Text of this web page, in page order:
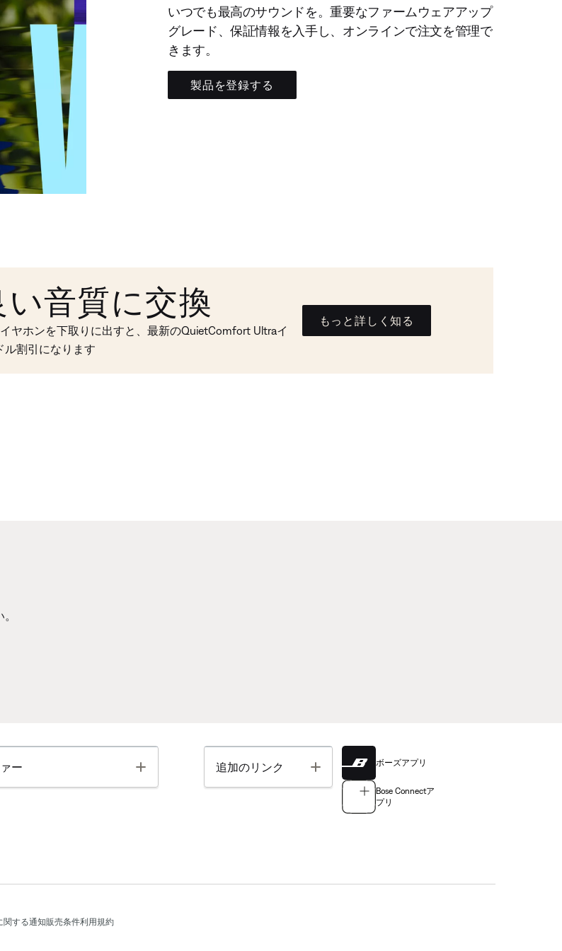
いつでも最高のサウンドを。重要なファームウェアアップ
グレード、保証情報を入手し、オンラインで注文を管理で
きます。
製品を登録する
い音質に交換
ヤホンを下取りに出すと、最新のQuietComfort Ultraイ
ル割引になります
もっと詳しく知る
ー Toggle 追加のリンク Toggle ボーズアプリ
Bose Connectア
プリ
関する通知販売条件利用規約